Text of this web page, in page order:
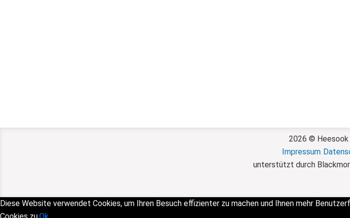
2026 © Heesook
Impressum
unterstützt durch
Diese Website verwendet Cookies, um Ihren Besuch effizienter zu machen und Ihnen mehr